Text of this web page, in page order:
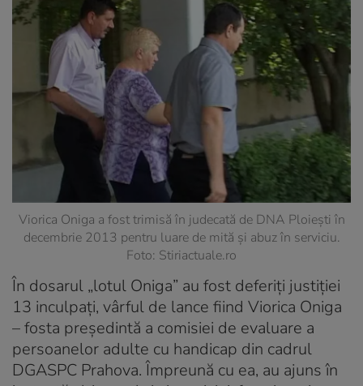
Viorica Oniga a fost trimisă în judecată de DNA Ploiești în
decembrie 2013 pentru luare de mită și abuz în serviciu.
Foto: Stiriactuale.ro
În dosarul „lotul Oniga” au fost deferiți justiției
13 inculpați, vârful de lance fiind Viorica Oniga
– fosta președintă a comisiei de evaluare a
persoanelor adulte cu handicap din cadrul
DGASPC Prahova. Împreună cu ea, au ajuns în